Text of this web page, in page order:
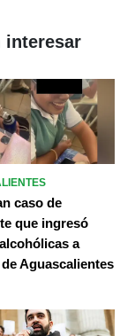
interesar
caso de
que ingresó
a
Aguascalientes